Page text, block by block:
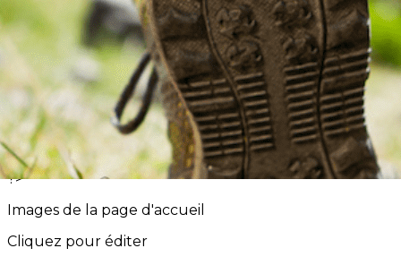
Menu
>
Calendrier du club
Retour Evénements
Galerie du club
?>
Images de la page d'accueil
Cliquez pour éditer